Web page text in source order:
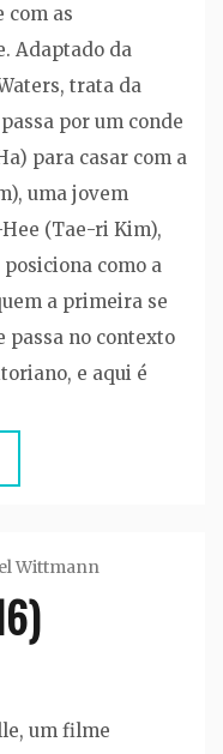
com as
Adaptado da
trata da
por um conde
para casar com a
uma jovem
(Tae-ri Kim),
como a
a primeira se
passa no contexto
e aqui é
Wittmann
um filme